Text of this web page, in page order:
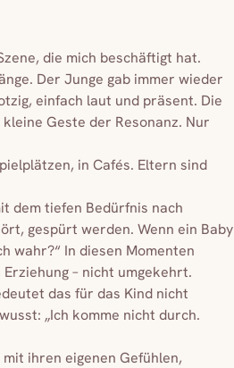
die mich beschäftigt hat.
Der Junge gab immer wieder
einfach laut und präsent. Die
Geste der Resonanz. Nur
in Cafés. Eltern sind
dem tiefen Bedürfnis nach
gespürt werden. Wenn ein Baby
wahr?“ In diesen Momenten
– nicht umgekehrt.
das für das Kind nicht
„Ich komme nicht durch.
ihren eigenen Gefühlen,